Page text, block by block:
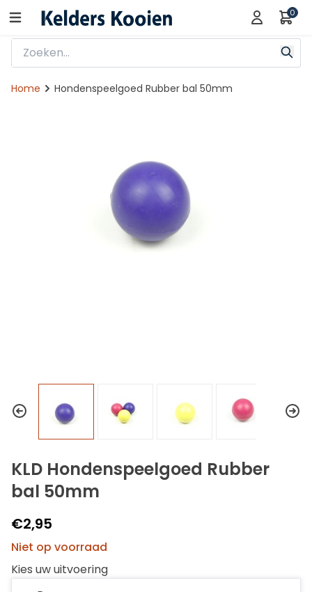
0
Home Hondenspeelgoed Rubber bal 50mm
KLD Hondenspeelgoed Rubber
bal 50mm
€2,95
Niet op voorraad
Kies uw uitvoering